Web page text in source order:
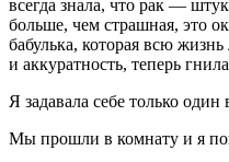
всегда знала, что рак —
больше, чем страшная, это
бабулька, которая всю
и аккуратность, теперь
Я задавала себе только один
Мы прошли в комнату и я